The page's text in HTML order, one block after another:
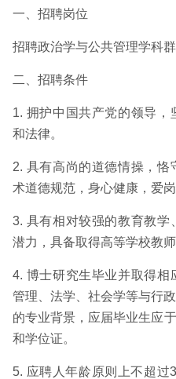
一、招聘岗位
招聘政治学与公共管理学科群
二、招聘条件
1. 拥护中国共产党的领导
和法律。
2. 具有高尚的道德情操，
术道德规范，身心健康，爱
3. 具有相对较强的教育教学
潜力，具备取得高等学校教
4. 博士研究生毕业并取得
管理、法学、社会学等与行
的专业背景，应届毕业生应
和学位证。
5. 应聘人年龄原则上不超